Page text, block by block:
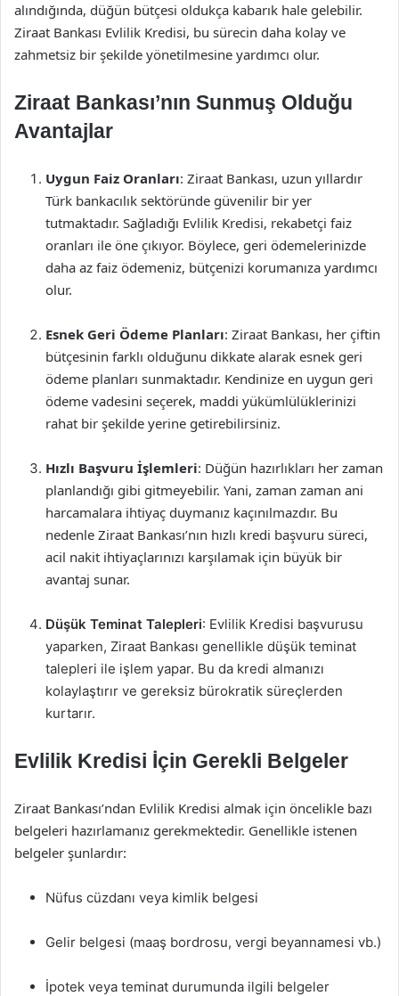
alındığında, düğün bütçesi oldukça kabarık hale gelebilir.
Ziraat Bankası Evlilik Kredisi, bu sürecin daha kolay ve
zahmetsiz bir şekilde yönetilmesine yardımcı olur.
Ziraat Bankası’nın Sunmuş Olduğu
Avantajlar
Uygun Faiz Oranları: Ziraat Bankası, uzun yıllardır
Türk bankacılık sektöründe güvenilir bir yer
tutmaktadır. Sağladığı Evlilik Kredisi, rekabetçi faiz
oranları ile öne çıkıyor. Böylece, geri ödemelerinizde
daha az faiz ödemeniz, bütçenizi korumanıza yardımcı
olur.
Esnek Geri Ödeme Planları: Ziraat Bankası, her çiftin
bütçesinin farklı olduğunu dikkate alarak esnek geri
ödeme planları sunmaktadır. Kendinize en uygun geri
ödeme vadesini seçerek, maddi yükümlülüklerinizi
rahat bir şekilde yerine getirebilirsiniz.
Hızlı Başvuru İşlemleri: Düğün hazırlıkları her zaman
planlandığı gibi gitmeyebilir. Yani, zaman zaman ani
harcamalara ihtiyaç duymanız kaçınılmazdır. Bu
nedenle Ziraat Bankası’nın hızlı kredi başvuru süreci,
acil nakit ihtiyaçlarınızı karşılamak için büyük bir
avantaj sunar.
Düşük Teminat Talepleri: Evlilik Kredisi başvurusu
yaparken, Ziraat Bankası genellikle düşük teminat
talepleri ile işlem yapar. Bu da kredi almanızı
kolaylaştırır ve gereksiz bürokratik süreçlerden
kurtarır.
Evlilik Kredisi İçin Gerekli Belgeler
Ziraat Bankası’ndan Evlilik Kredisi almak için öncelikle bazı
belgeleri hazırlamanız gerekmektedir. Genellikle istenen
belgeler şunlardır:
Nüfus cüzdanı veya kimlik belgesi
Gelir belgesi (maaş bordrosu, vergi beyannamesi vb.)
İpotek veya teminat durumunda ilgili belgeler